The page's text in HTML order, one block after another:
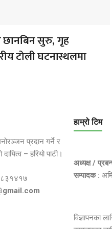
छानबिन सुरु, गृह
टोली घटनास्थलमा
प्रदान गर्ने र
– हरियो पाटी।
हाम्रो टिम
अध्यक्ष /
सम्पादक :
विज्ञापनका